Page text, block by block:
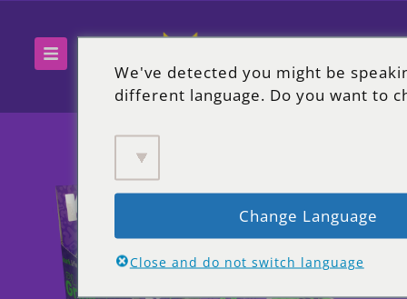
We've detected you might be
different language. Do you want to
Change Language
Close and do not switch language